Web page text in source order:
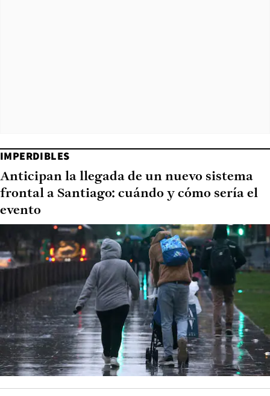
IMPERDIBLES
Anticipan la llegada de un nuevo sistema
frontal a Santiago: cuándo y cómo sería el
evento